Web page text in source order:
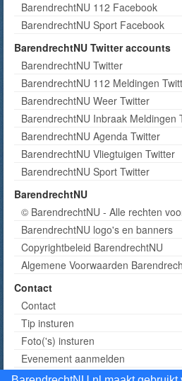
BarendrechtNU 112 Facebook
BarendrechtNU Sport Facebook
BarendrechtNU Twitter accounts
BarendrechtNU Twitter
BarendrechtNU 112 Meldingen
BarendrechtNU Weer Twitter
BarendrechtNU Inbraak Meldingen
BarendrechtNU Agenda Twitter
BarendrechtNU Vliegtuigen Twitter
BarendrechtNU Sport Twitter
BarendrechtNU
© BarendrechtNU - Alle rechten
BarendrechtNU logo's en banners
Copyrightbeleid BarendrechtNU
Algemene Voorwaarden
Contact
Contact
Tip insturen
Foto('s) insturen
Evenement aanmelden
Informatie aanvragen adverteren